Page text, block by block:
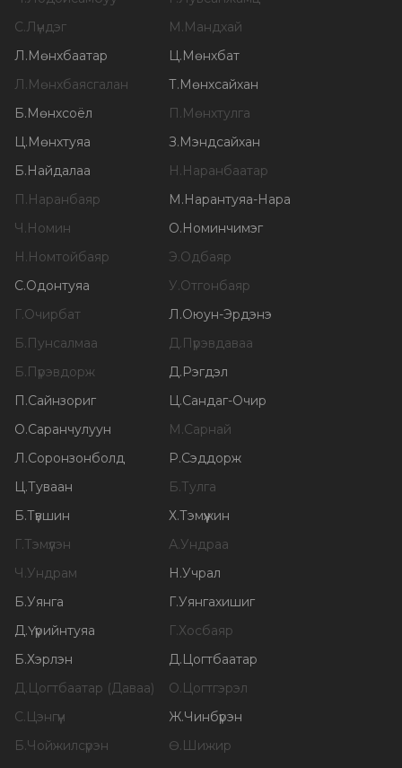
С.Лүндэг М.Мандхай
Л.Мөнхбаатар Ц.Мөнхбат
Л.Мөнхбаясгалан Т.Мөнхсайхан
Б.Мөнхсоёл П.Мөнхтулга
Ц.Мөнхтуяа З.Мэндсайхан
Б.Найдалаа Н.Наранбаатар
П.Наранбаяр М.Нарантуяа-Нара
Ч.Номин О.Номинчимэг
Н.Номтойбаяр Э.Одбаяр
С.Одонтуяа У.Отгонбаяр
Г.Очирбат Л.Оюун-Эрдэнэ
Б.Пунсалмаа Д.Пүрэвдаваа
Б.Пүрэвдорж Д.Рэгдэл
П.Сайнзориг Ц.Сандаг-Очир
О.Саранчулуун М.Сарнай
Л.Соронзонболд Р.Сэддорж
Ц.Туваан Б.Тулга
Б.Түвшин Х.Тэмүүжин
Г.Тэмүүлэн А.Ундраа
Ч.Ундрам Н.Учрал
Б.Уянга Г.Уянгахишиг
Д.Үүрийнтуяа Г.Хосбаяр
Б.Хэрлэн Д.Цогтбаатар
Д.Цогтбаатар (Даваа) О.Цогтгэрэл
С.Цэнгүүн Ж.Чинбүрэн
Б.Чойжилсүрэн Ө.Шижир